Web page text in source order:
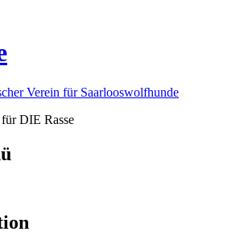
Verein für Saarlooswolfhunde
DIE Rasse